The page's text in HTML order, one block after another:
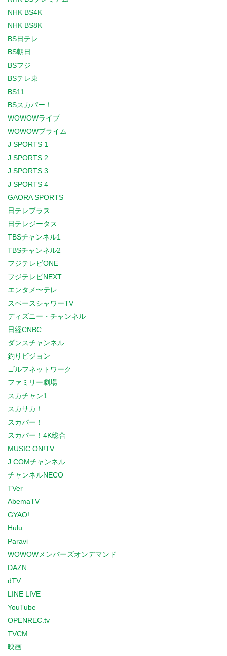
NHK BS4K
NHK BS8K
BS日テレ
BS朝日
BSフジ
BSテレ東
BS11
BSスカパー！
WOWOWライブ
WOWOWプライム
J SPORTS 1
J SPORTS 2
J SPORTS 3
J SPORTS 4
GAORA SPORTS
日テレプラス
日テレジータス
TBSチャンネル1
TBSチャンネル2
フジテレビONE
フジテレビNEXT
エンタメ〜テレ
スペースシャワーTV
ディズニー・チャンネル
日経CNBC
ダンスチャンネル
釣りビジョン
ゴルフネットワーク
ファミリー劇場
スカチャン1
スカサカ！
スカパー！
スカパー！4K総合
MUSIC ON!TV
J:COMチャンネル
チャンネルNECO
TVer
AbemaTV
GYAO!
Hulu
Paravi
WOWOWメンバーズオンデマンド
DAZN
dTV
LINE LIVE
YouTube
OPENREC.tv
TVCM
映画